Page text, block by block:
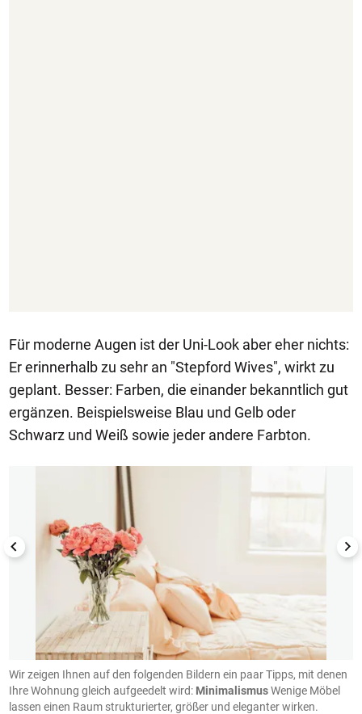
Für moderne Augen ist der Uni-Look aber eher nichts:
Er erinnerhalb zu sehr an "Stepford Wives", wirkt zu
geplant. Besser: Farben, die einander bekanntlich gut
ergänzen. Beispielsweise Blau und Gelb oder
Schwarz und Weiß sowie jeder andere Farbton.
1/16
Wir zeigen Ihnen auf den folgenden Bildern ein paar Tipps, mit denen
Ihre Wohnung gleich aufgeedelt wird: MinimalismusWenige Möbel
lassen einen Raum strukturierter, größer und eleganter wirken.